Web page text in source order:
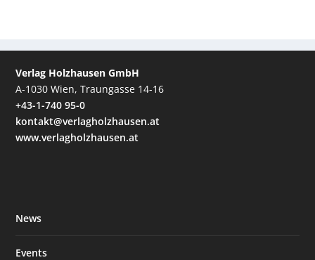
Verlag Holzhausen GmbH
A-1030 Wien, Traungasse 14-16
+43-1-740 95-0
kontakt@verlagholzhausen.at
www.verlagholzhausen.at
News
Events